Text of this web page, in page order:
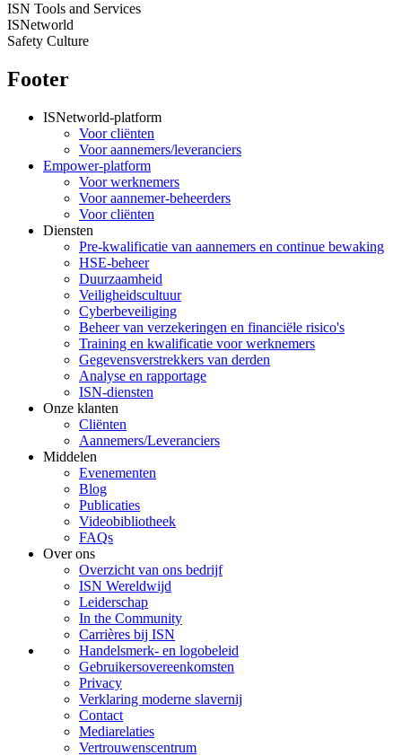
ISN Tools and Services
ISNetworld
Safety Culture
Footer
ISNetworld-platform
Voor cliënten
Voor aannemers/leveranciers
Empower-platform
Voor werknemers
Voor aannemer-beheerders
Voor cliënten
Diensten
Pre-kwalificatie van aannemers en continue bewaking
HSE-beheer
Duurzaamheid
Veiligheidscultuur
Cyberbeveiliging
Beheer van verzekeringen en financiële risico's
Training en kwalificatie voor werknemers
Gegevensverstrekkers van derden
Analyse en rapportage
ISN-diensten
Onze klanten
Cliënten
Aannemers/Leveranciers
Middelen
Evenementen
Blog
Publicaties
Videobibliotheek
FAQs
Over ons
Overzicht van ons bedrijf
ISN Wereldwijd
Leiderschap
In the Community
Carrières bij ISN
Handelsmerk- en logobeleid
Gebruikersovereenkomsten
Privacy
Verklaring moderne slavernij
Contact
Mediarelaties
Vertrouwenscentrum